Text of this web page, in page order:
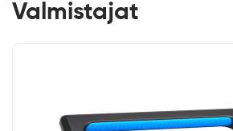
Valmistajat